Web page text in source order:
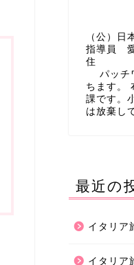
（公）
指導員
パッチ
ちます。
課です。
は放棄し
最近の
イタリア
イタリア